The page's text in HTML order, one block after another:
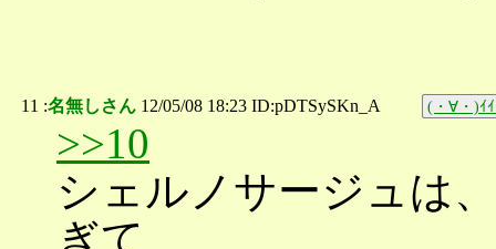
11 :名無しさん 12/05/08 18:23 ID:pDTSySKn_A (・∀・)ｲ
>>10
シェルノサージュは
ぎて